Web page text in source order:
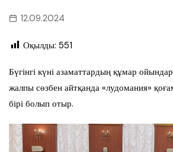
12.09.2024
Оқылды: 551
Бүгінгі күні азаматтардың құмар
жалпы сөзбен айтқанда «лудомания»
бірі болып отыр.